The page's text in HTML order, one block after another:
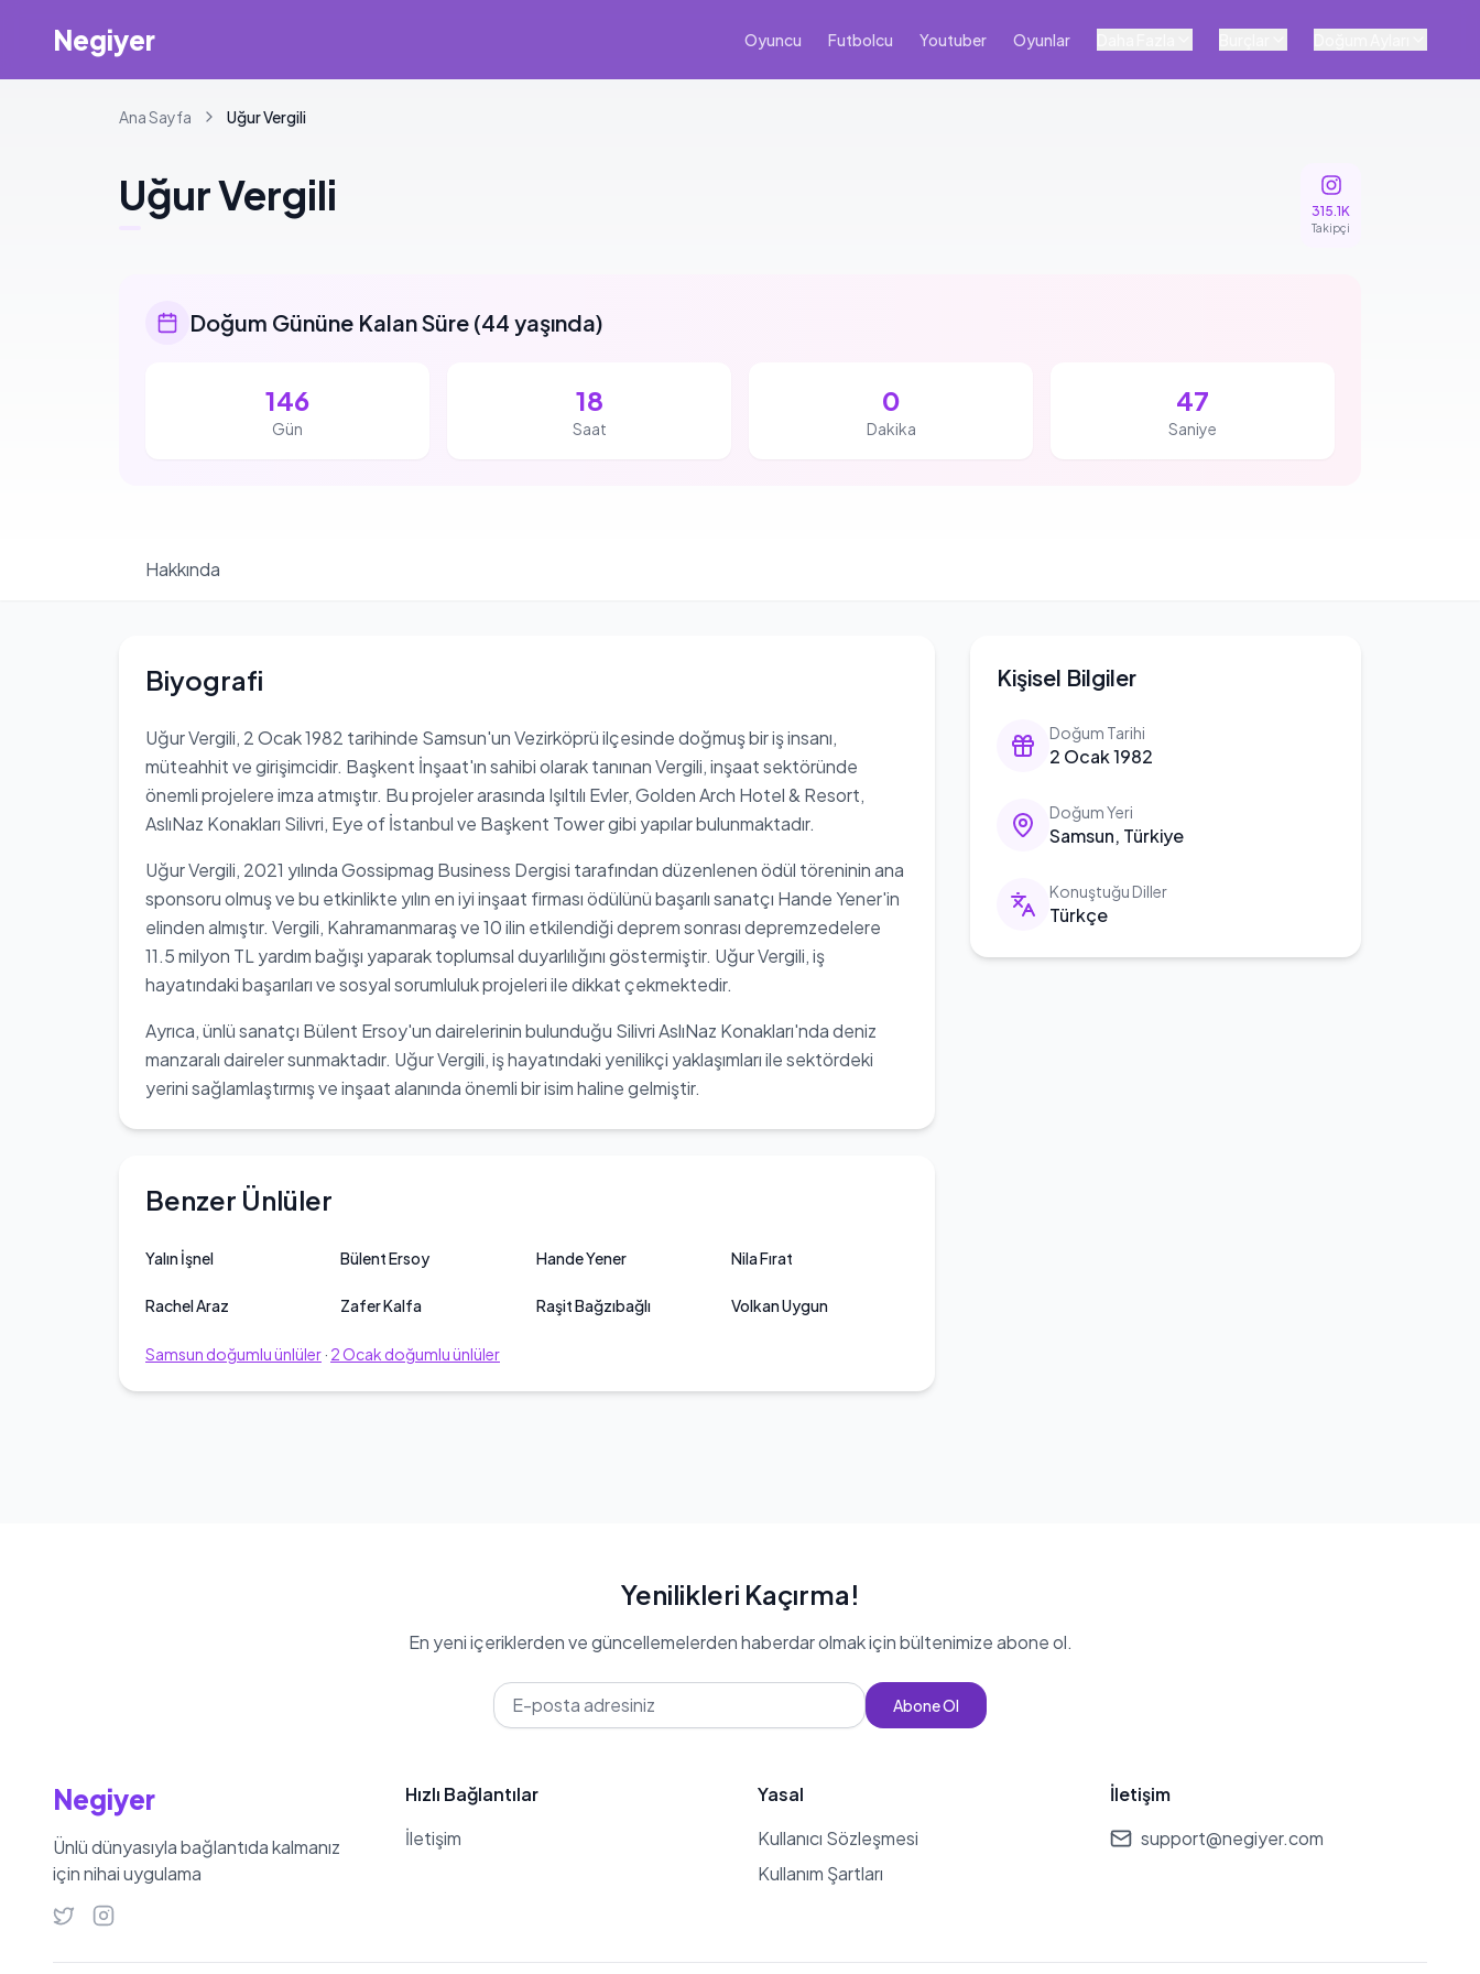
Negiyer Oyuncu Futbolcu Youtuber Oyunlar
Ana Sayfa UğurVergili
UğurVergili 315.1K
Takipçi
Doğum Gününe Kalan Süre (44 yaşında)
146
Gün
18
Saat
0
Dakika
46
Saniye
Hakkında
Kişisel Bilgiler
Doğum Tarihi
2 Ocak 1982
Doğum Yeri
Samsun, Türkiye
Konuştuğu Diller
Türkçe
Biyografi
Uğur Vergili, 2 Ocak 1982 tarihinde Samsun'un Vezirköprü ilçesinde doğmuş bir iş insanı,
müteahhit ve girişimcidir. Başkent İnşaat'ın sahibi olarak tanınan Vergili, inşaat sektöründe
önemli projelere imza atmıştır. Bu projeler arasında Işıltılı Evler, Golden Arch Hotel & Resort,
AslıNaz Konakları Silivri, Eye of İstanbul ve Başkent Tower gibi yapılar bulunmaktadır.
Uğur Vergili, 2021 yılında Gossipmag Business Dergisi tarafından düzenlenen ödül töreninin ana
sponsoru olmuş ve bu etkinlikte yılın en iyi inşaat firması ödülünü başarılı sanatçı Hande Yener'in
elinden almıştır. Vergili, Kahramanmaraş ve 10 ilin etkilendiği deprem sonrası depremzedelere
11.5 milyon TL yardım bağışı yaparak toplumsal duyarlılığını göstermiştir. Uğur Vergili, iş
hayatındaki başarıları ve sosyal sorumluluk projeleri ile dikkat çekmektedir.
Ayrıca, ünlü sanatçı Bülent Ersoy'un dairelerinin bulunduğu Silivri AslıNaz Konakları'nda deniz
manzaralı daireler sunmaktadır. Uğur Vergili, iş hayatındaki yenilikçi yaklaşımları ile sektördeki
yerini sağlamlaştırmış ve inşaat alanında önemli bir isim haline gelmiştir.
Benzer Ünlüler
Yalın İşnel Bülent Ersoy Hande Yener Nila Fırat
Rachel Araz Zafer Kalfa Raşit Bağzıbağlı Volkan Uygun
Samsun doğumlu ünlüler· 2Ocak doğumlu ünlüler
Yenilikleri Kaçırma!
En yeni içeriklerden ve güncellemelerden haberdar olmak için bültenimize abone ol.
Abone Ol
Negiyer
Ünlü dünyasıyla bağlantıda kalmanız
için nihai uygulama
Hızlı Bağlantılar
İletişim
Yasal
Kullanıcı Sözleşmesi
Kullanım Şartları
İletişim
support@negiyer.com